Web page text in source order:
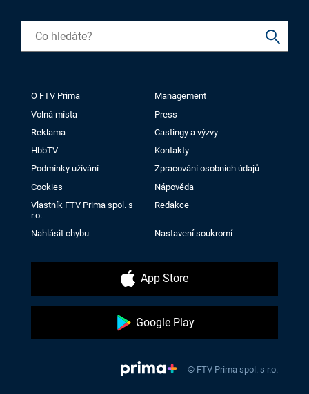
O FTV Prima
Management
Volná místa
Press
Reklama
Castingy a výzvy
HbbTV
Kontakty
Podmínky užívání
Zpracování osobních údajů
Cookies
Nápověda
Vlastník FTV Prima spol. s
r.o.
Redakce
Nahlásit chybu Nastavení soukromí
App Store
Google Play
© FTV Prima spol. s r.o.